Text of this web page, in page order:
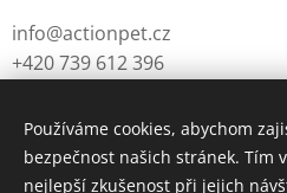
info@actionpet.cz
+420 739 612 396
Vytvořeno službou
Používáme cookies, abychom
bezpečnost našich stránek. Tím
nejlepší zkušenost při jejich